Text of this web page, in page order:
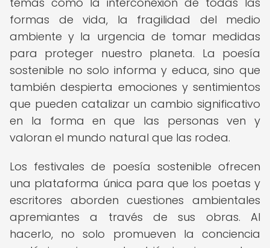
formas de vida, la fragilidad del medio
ambiente y la urgencia de tomar medidas
para proteger nuestro planeta. La poesía
sostenible no solo informa y educa, sino que
también despierta emociones y sentimientos
que pueden catalizar un cambio significativo
en la forma en que las personas ven y
valoran el mundo natural que las rodea.
Los festivales de poesía sostenible ofrecen
una plataforma única para que los poetas y
escritores aborden cuestiones ambientales
apremiantes a través de sus obras. Al
hacerlo, no solo promueven la conciencia